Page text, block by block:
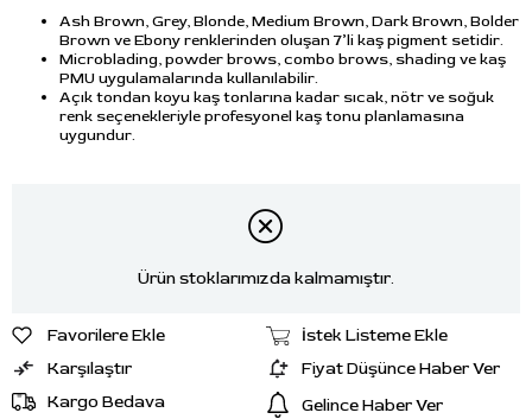
Ash Brown, Grey, Blonde, Medium Brown, Dark Brown, Bolder
Brown ve Ebony renklerinden oluşan 7’li kaş pigment setidir.
Microblading, powder brows, combo brows, shading ve kaş
PMU uygulamalarında kullanılabilir.
Açık tondan koyu kaş tonlarına kadar sıcak, nötr ve soğuk
renk seçenekleriyle profesyonel kaş tonu planlamasına
uygundur.
Ürün stoklarımızda kalmamıştır.
Favorilere Ekle
İstek Listeme Ekle
Karşılaştır
Fiyat Düşünce Haber Ver
Kargo Bedava
Gelince Haber Ver